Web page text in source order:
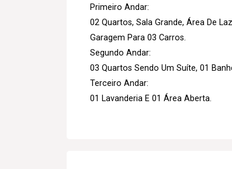
Primeiro Andar:
02 Quartos, Sala Grande, Área De
Garagem Para 03 Carros.
Segundo Andar:
03 Quartos Sendo Um Suíte, 01
Terceiro Andar:
01 Lavanderia E 01 Área Aberta.